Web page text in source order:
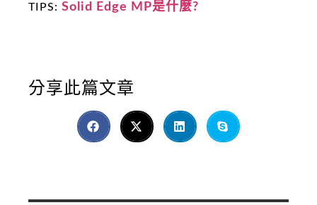
TIPS: Solid Edge MP是什麼?
分享此篇文章